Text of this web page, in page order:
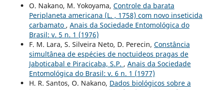
O. Nakano, M. Yokoyama, Controle da barata
Periplaneta americana (L. , 1758) com novo inseticida
carbamato , Anais da Sociedade Entomológica do
Brasil: v. 5 n. 1 (1976)
F. M. Lara, S. Silveira Neto, D. Perecin, Constância
simultânea de espécies de noctuideos pragas de
Jaboticabal e Piracicaba, S.P. , Anais da Sociedade
Entomológica do Brasil: v. 6 n. 1 (1977)
H. R. Santos, O. Nakano, Dados biológicos sobre a